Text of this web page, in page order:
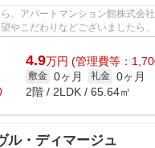
、アパートマンション館株式会
やこだわりなどございましたら、
お申し付け下さい。お...
4.9万円 (管理費等：
敷金 0ヶ月 礼金 0ヶ月
2階 / 2LDK / 65.64㎡
ル・ディマージュ